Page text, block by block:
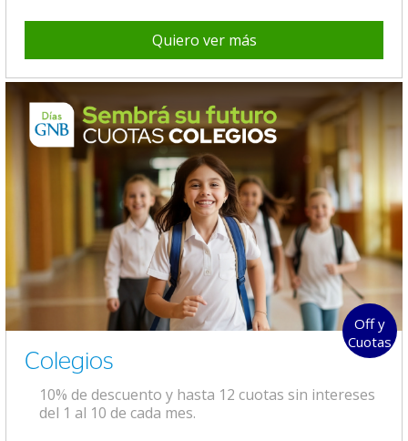
Quiero ver más
Off y
Cuotas
Colegios
10% de descuento y hasta 12 cuotas sin intereses
del 1 al 10 de cada mes.